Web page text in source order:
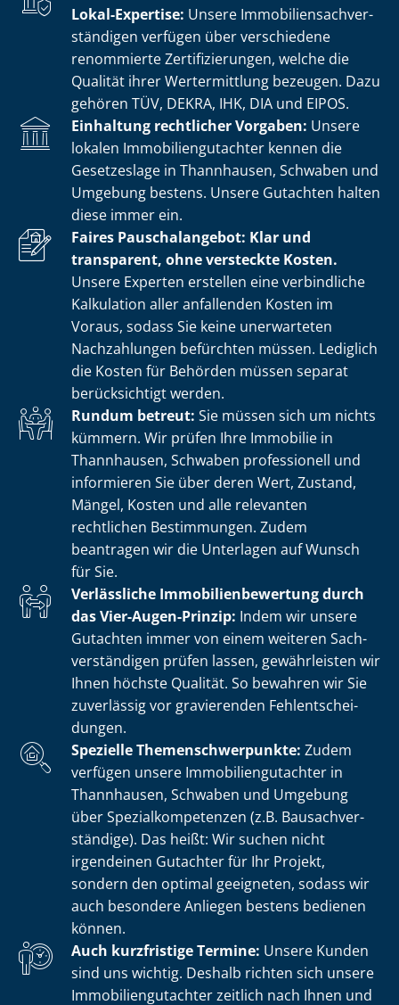
Lokal-Expertise: Unsere Im­mo­bi­li­en­sach­ver­
stän­di­gen verfügen über verschiedene
renommierte Zer­ti­fi­zie­run­gen, welche die
Qualität ihrer Wertermittlung bezeugen. Dazu
gehören TÜV, DEKRA, IHK, DIA und EIPOS.
Einhaltung rechtlicher Vorgaben: Unsere
lokalen Im­mo­bi­li­en­gut­ach­ter kennen die
Gesetzeslage in Thannhausen, Schwaben und
Umgebung bestens. Unsere Gutachten halten
diese immer ein.
Faires Pauschalangebot: Klar und
transparent, ohne versteckte Kosten.
Unsere Experten erstellen eine verbindliche
Kalkulation aller anfallenden Kosten im
Voraus, sodass Sie keine unerwarteten
Nachzahlungen befürchten müssen. Lediglich
die Kosten für Behörden müssen separat
berücksichtigt werden.
Rundum betreut: Sie müssen sich um nichts
kümmern. Wir prüfen Ihre Immobilie in
Thannhausen, Schwaben professionell und
informieren Sie über deren Wert, Zustand,
Mängel, Kosten und alle relevanten
rechtlichen Bestimmungen. Zudem
beantragen wir die Unterlagen auf Wunsch
für Sie.
Verlässliche Im­mo­bi­li­en­be­wer­tung durch
das Vier-Augen-Prinzip: Indem wir unsere
Gutachten immer von einem weiteren Sach­
ver­stän­di­gen prüfen lassen, gewährleisten wir
Ihnen höchste Qualität. So bewahren wir Sie
zuverlässig vor gravierenden Fehl­ent­schei­
dun­gen.
Spezielle The­men­schwer­punk­te: Zudem
verfügen unsere Im­mo­bi­li­en­gut­ach­ter in
Thannhausen, Schwaben und Umgebung
über Spe­zi­al­kom­pe­ten­zen (z.B. Bau­sach­ver­
stän­di­ge). Das heißt: Wir suchen nicht
irgendeinen Gutachter für Ihr Projekt,
sondern den optimal geeigneten, sodass wir
auch besondere Anliegen bestens bedienen
können.
Auch kurzfristige Termine: Unsere Kunden
sind uns wichtig. Deshalb richten sich unsere
Im­mo­bi­li­en­gut­ach­ter zeitlich nach Ihnen und